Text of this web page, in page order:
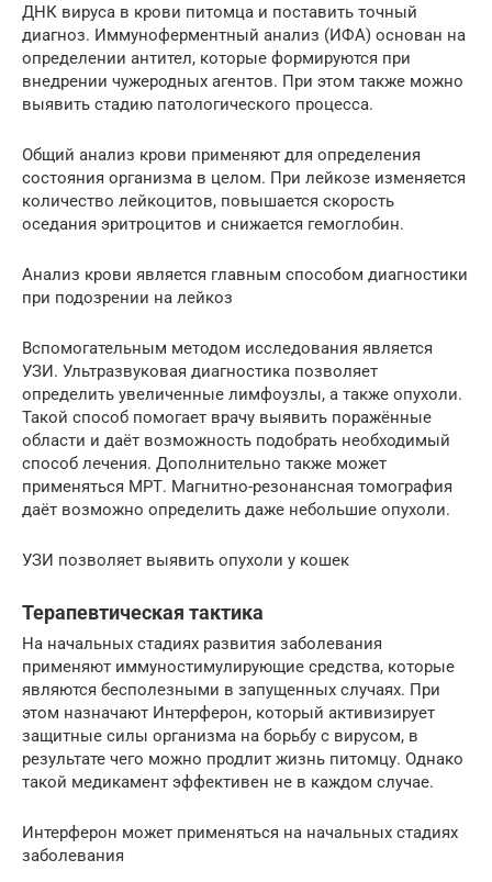
ДНК вируса в крови питомца и поставить точный
диагноз. Иммуноферментный анализ (ИФА) основан на
определении антител, которые формируются при
внедрении чужеродных агентов. При этом также можно
выявить стадию патологического процесса.
Общий анализ крови применяют для определения
состояния организма в целом. При лейкозе изменяется
количество лейкоцитов, повышается скорость
оседания эритроцитов и снижается гемоглобин.
Анализ крови является главным способом диагностики
при подозрении на лейкоз
Вспомогательным методом исследования является
УЗИ. Ультразвуковая диагностика позволяет
определить увеличенные лимфоузлы, а также опухоли.
Такой способ помогает врачу выявить поражённые
области и даёт возможность подобрать необходимый
способ лечения. Дополнительно также может
применяться МРТ. Магнитно-резонансная томография
даёт возможно определить даже небольшие опухоли.
УЗИ позволяет выявить опухоли у кошек
Терапевтическая тактика
На начальных стадиях развития заболевания
применяют иммуностимулирующие средства, которые
являются бесполезными в запущенных случаях. При
этом назначают Интерферон, который активизирует
защитные силы организма на борьбу с вирусом, в
результате чего можно продлит жизнь питомцу. Однако
такой медикамент эффективен не в каждом случае.
Интерферон может применяться на начальных стадиях
заболевания